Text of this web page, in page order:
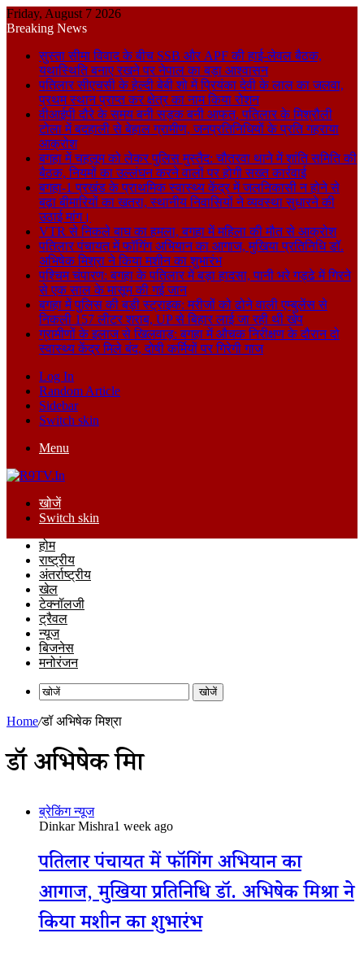
Friday, August 7 2026
Breaking News
सुस्ता सीमा विवाद के बीच SSB और APF की हाई-लेवल बैठक,
यथास्थिति बनाए रखने पर नेपाल का बड़ा आश्वासन
पतिलार सीएचसी के हेल्दी बेबी शो में प्रियंका देवी के लाल का जलवा,
प्रथम स्थान प्राप्त कर क्षेत्र का नाम किया रोशन
वीआईपी दौरे के समय बनी सड़क बनी आफत, पतिलार के मिश्रौली
टोला में बदहाली से बेहाल ग्रामीण, जनप्रतिनिधियों के प्रति गहराया
आक्रोश
बगहा में चहलूम को लेकर पुलिस मुस्तैद: चौतरवा थाने में शांति समिति की
बैठक, नियमों का उल्लंघन करने वालों पर होगी सख्त कार्रवाई
बगहा-1 प्रखंड के प्राथमिक स्वास्थ्य केंद्र में जलनिकासी न होने से
बढ़ा बीमारियों का खतरा, स्थानीय निवासियों ने व्यवस्था सुधारने की
उठाई मांग।
VTR से निकले बाघ का हमला, बगहा में महिला की मौत से आक्रोश
पतिलार पंचायत में फॉगिंग अभियान का आगाज, मुखिया प्रतिनिधि डॉ.
अभिषेक मिश्रा ने किया मशीन का शुभारंभ
पश्चिम चंपारण: बगहा के पतिलार में बड़ा हादसा, पानी भरे गड्ढे में गिरने
से एक साल के मासूम की गई जान
बगहा में पुलिस की बड़ी स्ट्राइक: मरीजों को ढोने वाली एम्बुलेंस से
निकली 157 लीटर शराब, UP से बिहार लाई जा रही थी खेप
ग्रामीणों के इलाज से खिलवाड़: बगहा में औचक निरीक्षण के दौरान दो
स्वास्थ्य केंद्र मिले बंद, दोषी कर्मियों पर गिरेगी गाज
Log In
Random Article
Sidebar
Switch skin
Menu
खोजें
Switch skin
होम
राष्ट्रीय
अंतर्राष्ट्रीय
खेल
टेक्नॉलजी
ट्रैवल
न्यूज
बिजनेस
मनोरंजन
खोजें
Home/डॉ अभिषेक मिश्रा
डॉ अभिषेक मिश्रा
ब्रेकिंग न्यूज
Dinkar Mishra1 week ago
पतिलार पंचायत में फॉगिंग अभियान का
आगाज, मुखिया प्रतिनिधि डॉ. अभिषेक मिश्रा ने
किया मशीन का शुभारंभ